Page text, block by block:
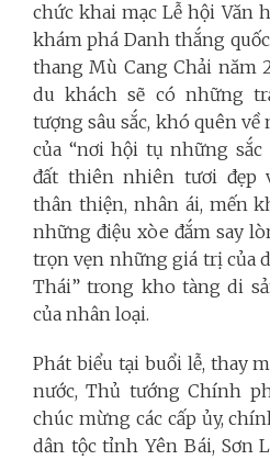
chức khai mạc Lễ hội Văn
khám phá Danh thắng
thang Mù Cang Chải năm
du khách sẽ có những
tượng sâu sắc, khó quên
của “nơi hội tụ những sắc
đất thiên nhiên tươi đẹp
thân thiện, nhân ái, mến
những điệu xòe đắm say
trọn vẹn những giá trị của
Thái” trong kho tàng di
của nhân loại.
Phát biểu tại buổi lễ, thay
nước, Thủ tướng Chính
chúc mừng các cấp ủy,
dân tộc tỉnh Yên Bái, Sơn